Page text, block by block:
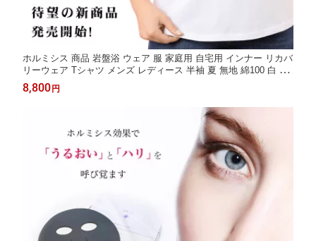
ホルミシス 商品 岩盤浴 ウェア 服 家庭用 自宅用 インナー リカバ
リーウェア Tシャツ メンズ レディース 半袖 夏 無地 綿100 白 黒
薄手 綿 玉川温泉 北投石 製品 ラドン ラジウム 鉱石 腸活 ダイエ
ット 温活グッズ 健康グッズ 男性 女性 バドガシュタイン鉱石
8,800円